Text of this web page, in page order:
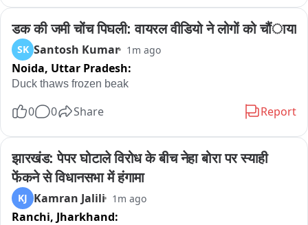
होते. स्टेज बाइट: योगेश कुंभेजकर, जिल्हाधिकारी वाशीम
डक की जमी चोंच पिघली: वायरल वीडियो ने लोगों को चौंाया
SK Santosh Kumar 1m ago
Noida, Uttar Pradesh:
Duck thaws frozen beak
0 0 Share Report
झारखंड: पेपर घोटाले विरोध के बीच नेहा बोरा पर स्याही
फेंकने से विधानसभा में हंगामा
KJ Kamran Jalili 1m ago
Ranchi, Jharkhand: